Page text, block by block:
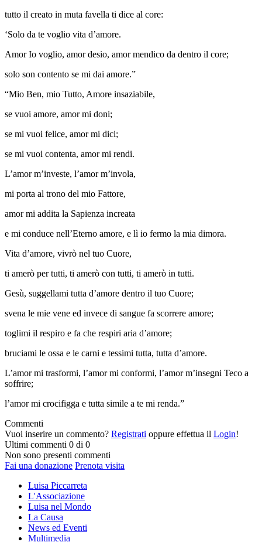
tutto il creato in muta favella ti dice al core:
‘Solo da te voglio vita d’amore.
Amor Io voglio, amor desio, amor mendico da dentro il core;
solo son contento se mi dai amore.”
“Mio Ben, mio Tutto, Amore insaziabile,
se vuoi amore, amor mi doni;
se mi vuoi felice, amor mi dici;
se mi vuoi contenta, amor mi rendi.
L’amor m’investe, l’amor m’invola,
mi porta al trono del mio Fattore,
amor mi addita la Sapienza increata
e mi conduce nell’Eterno amore, e lì io fermo la mia dimora.
Vita d’amore, vivrò nel tuo Cuore,
ti amerò per tutti, ti amerò con tutti, ti amerò in tutti.
Gesù, suggellami tutta d’amore dentro il tuo Cuore;
svena le mie vene ed invece di sangue fa scorrere amore;
toglimi il respiro e fa che respiri aria d’amore;
bruciami le ossa e le carni e tessimi tutta, tutta d’amore.
L’amor mi trasformi, l’amor mi conformi, l’amor m’insegni Teco a
soffrire;
l’amor mi crocifigga e tutta simile a te mi renda.”
Commenti
Vuoi inserire un commento? Registrati oppure effettua il Login!
Ultimi commenti 0 di 0
Non sono presenti commenti
Fai una donazione Prenota visita
Luisa Piccarreta
L'Associazione
Luisa nel Mondo
La Causa
News ed Eventi
Multimedia